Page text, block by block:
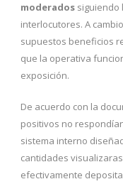
moderados siguiendo
interlocutores. A
supuestos beneficios
que la operativa
exposición.
De acuerdo con la
positivos no
sistema interno
cantidades
efectivamente